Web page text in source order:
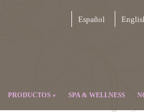
Español
PRODUCTOS » SPA & WELLNESS